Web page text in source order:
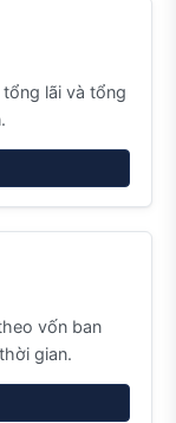
lãi và tổng
vốn ban
gian.